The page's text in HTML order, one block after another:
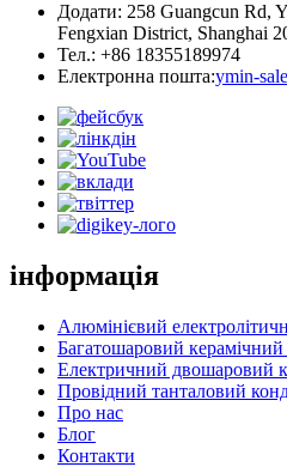
Додати: 258 Guangcun Rd,
Fengxian District, Shanghai
Тел.: +86 18355189974
Електронна пошта:ymin-
інформація
Алюмінієвий
Багатошаровий
Електричний двошаровий
Провідний танталовий
Про нас
Блог
Контакти